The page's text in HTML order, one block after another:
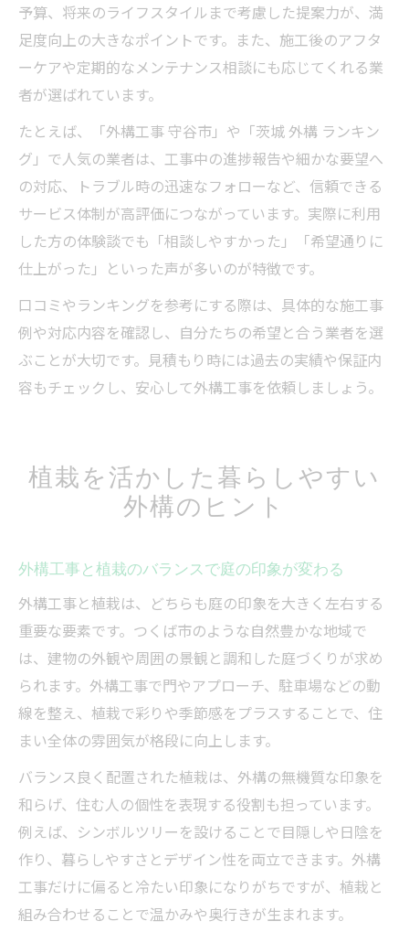
予算、将来のライフスタイルまで考慮した提案力が、満
足度向上の大きなポイントです。また、施工後のアフタ
ーケアや定期的なメンテナンス相談にも応じてくれる業
者が選ばれています。
たとえば、「外構工事 守谷市」や「茨城 外構 ランキン
グ」で人気の業者は、工事中の進捗報告や細かな要望へ
の対応、トラブル時の迅速なフォローなど、信頼できる
サービス体制が高評価につながっています。実際に利用
した方の体験談でも「相談しやすかった」「希望通りに
仕上がった」といった声が多いのが特徴です。
口コミやランキングを参考にする際は、具体的な施工事
例や対応内容を確認し、自分たちの希望と合う業者を選
ぶことが大切です。見積もり時には過去の実績や保証内
容もチェックし、安心して外構工事を依頼しましょう。
植栽を活かした暮らしやすい
外構のヒント
外構工事と植栽のバランスで庭の印象が変わる
外構工事と植栽は、どちらも庭の印象を大きく左右する
重要な要素です。つくば市のような自然豊かな地域で
は、建物の外観や周囲の景観と調和した庭づくりが求め
られます。外構工事で門やアプローチ、駐車場などの動
線を整え、植栽で彩りや季節感をプラスすることで、住
まい全体の雰囲気が格段に向上します。
バランス良く配置された植栽は、外構の無機質な印象を
和らげ、住む人の個性を表現する役割も担っています。
例えば、シンボルツリーを設けることで目隠しや日陰を
作り、暮らしやすさとデザイン性を両立できます。外構
工事だけに偏ると冷たい印象になりがちですが、植栽と
組み合わせることで温かみや奥行きが生まれます。